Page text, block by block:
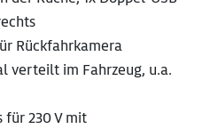
Rückfahrkamera
verteilt im Fahrzeug, u.a.
für 230 V mit